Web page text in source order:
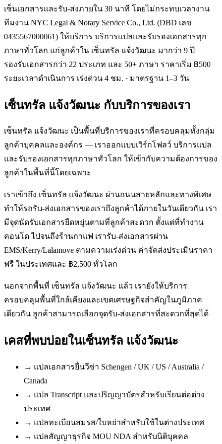
เซ็นเอกสารและรับ-ส่งภายใน 30 นาที โดยไม่กระทบเวลางาน
ทีมงาน NYC Legal & Notary Service Co., Ltd. (DBD เลข
0435567000061) ให้บริการ บริการแปลและรับรองเอกสารทุก
ภาษาทั่วโลก แก่ลูกค้าใน เซ็นทรัล แจ้งวัฒนะ มากว่า 9 ปี
รองรับเอกสารกว่า 22 ประเภท และ 50+ ภาษา ราคาเริ่ม ฿500
ระยะเวลาดำเนินการ เร่งด่วน 4 ชม. · มาตรฐาน 1–3 วัน
เซ็นทรัล แจ้งวัฒนะ กับบริการของเรา
เซ็นทรัล แจ้งวัฒนะ เป็นพื้นที่บริการของเราที่ครอบคลุมทั้งกลุ่ม
ลูกค้าบุคคลและองค์กร — เราออกแบบเวิร์กโฟลว์ บริการแปล
และรับรองเอกสารทุกภาษาทั่วโลก ให้เข้ากับความต้องการของ
ลูกค้าในพื้นที่นี้โดยเฉพาะ
เราเข้าถึง เซ็นทรัล แจ้งวัฒนะ ผ่านถนนสายหลักและทางพิเศษ
ทำให้รถรับ-ส่งเอกสารของเราถึงลูกค้าได้ภายในวันเดียวกัน เรา
มีจุดนัดรับเอกสารยืดหยุ่นตามที่ลูกค้าสะดวก ตั้งแต่ที่ทำงาน
คอนโด ไปจนถึงร้านกาแฟ เรารับ-ส่งเอกสารผ่าน
EMS/Kerry/Lalamove ตามความเร่งด่วน ค่าจัดส่งประเมินราคา
ฟรี ในประเทศและ ฿2,500 ทั่วโลก
นอกจากพื้นที่ เซ็นทรัล แจ้งวัฒนะ แล้ว เรายังให้บริการ
ครอบคลุมพื้นที่ใกล้เคียงและเขตเศรษฐกิจสำคัญในภูมิภาค
เดียวกัน ลูกค้าสามารถเลือกจุดรับ-ส่งเอกสารที่สะดวกที่สุดได้
เคสที่พบบ่อยในเซ็นทรัล แจ้งวัฒนะ
→ แปลเอกสารยื่นวีซ่า Schengen / UK / US / Australia /
Canada
→ แปล Transcript และปริญญาบัตรสำหรับเรียนต่อต่าง
ประเทศ
→ แปลทะเบียนสมรส/ใบหย่าสำหรับใช้ในต่างประเทศ
→ แปลสัญญาธุรกิจ MOU NDA สำหรับนิติบุคคล